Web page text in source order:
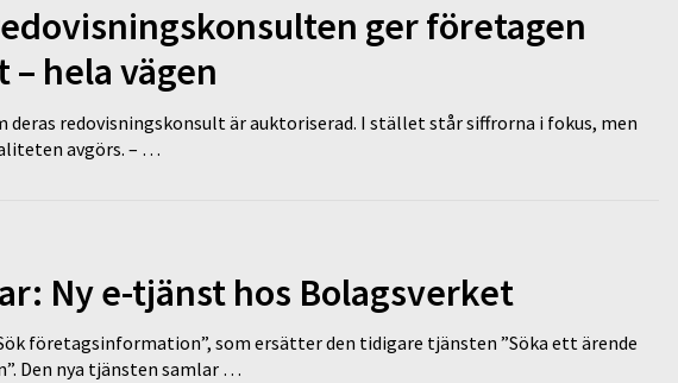
ger företagen
hela vägen
deras redovisningskonsult är auktoriserad. I stället står siffrorna i fokus, men
avgörs. – …
Ny e-tjänst hos Bolagsverket
företagsinformation”, som ersätter den tidigare tjänsten ”Söka ett ärende
Den nya tjänsten samlar …